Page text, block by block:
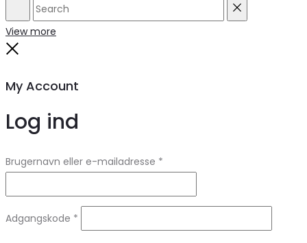
Search
View more
My Account
Log ind
Brugernavn eller e-mailadresse *
Adgangskode *